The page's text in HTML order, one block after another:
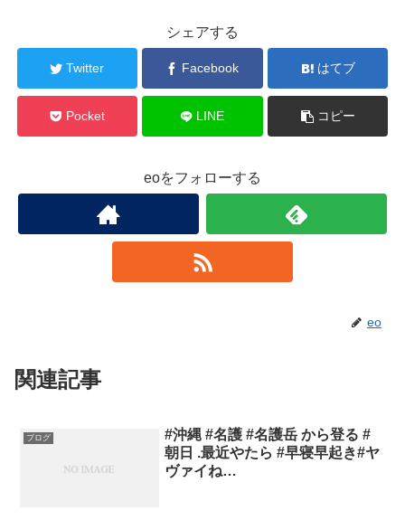
シェアする
Twitter Facebook はてブ
Pocket LINE コピー
eoをフォローする
eo
関連記事
ブログ
#沖縄 #名護 #名護岳 から登る #
朝日 .最近やたら #早寝早起き#ヤ
ヴァイね…